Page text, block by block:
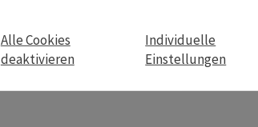
Alle Cookies
deaktivieren
Individuelle
Einstellungen